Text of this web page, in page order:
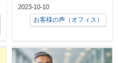
を拝見して問い合わせをさせてい
ただきまし...
2023-10-10
お客様の声（オフィス）